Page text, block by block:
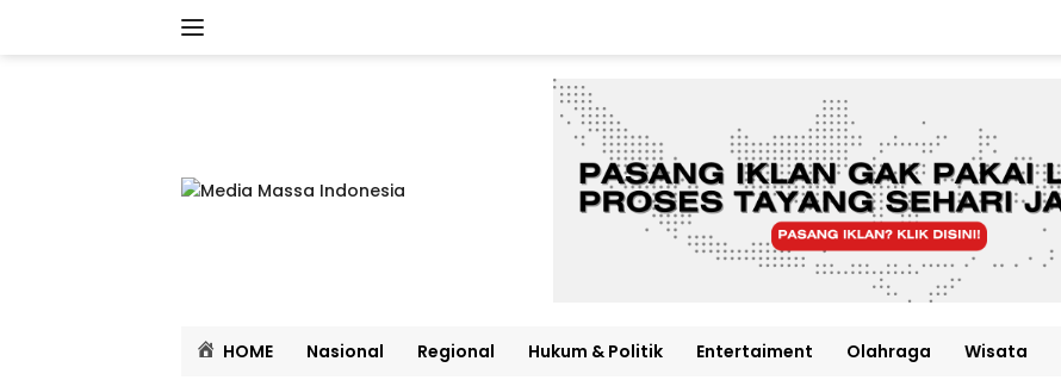
HOME Nasional Regional Hukum & Politik Entertaiment Olahraga Wisata